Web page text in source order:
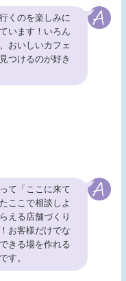
くのを楽しみに
います！いろん
おいしいカフェ
つけるのが好き
て「ここに来て
ここで相談しよ
える店舗づくり
お客様だけでな
きる場を作れる
す。